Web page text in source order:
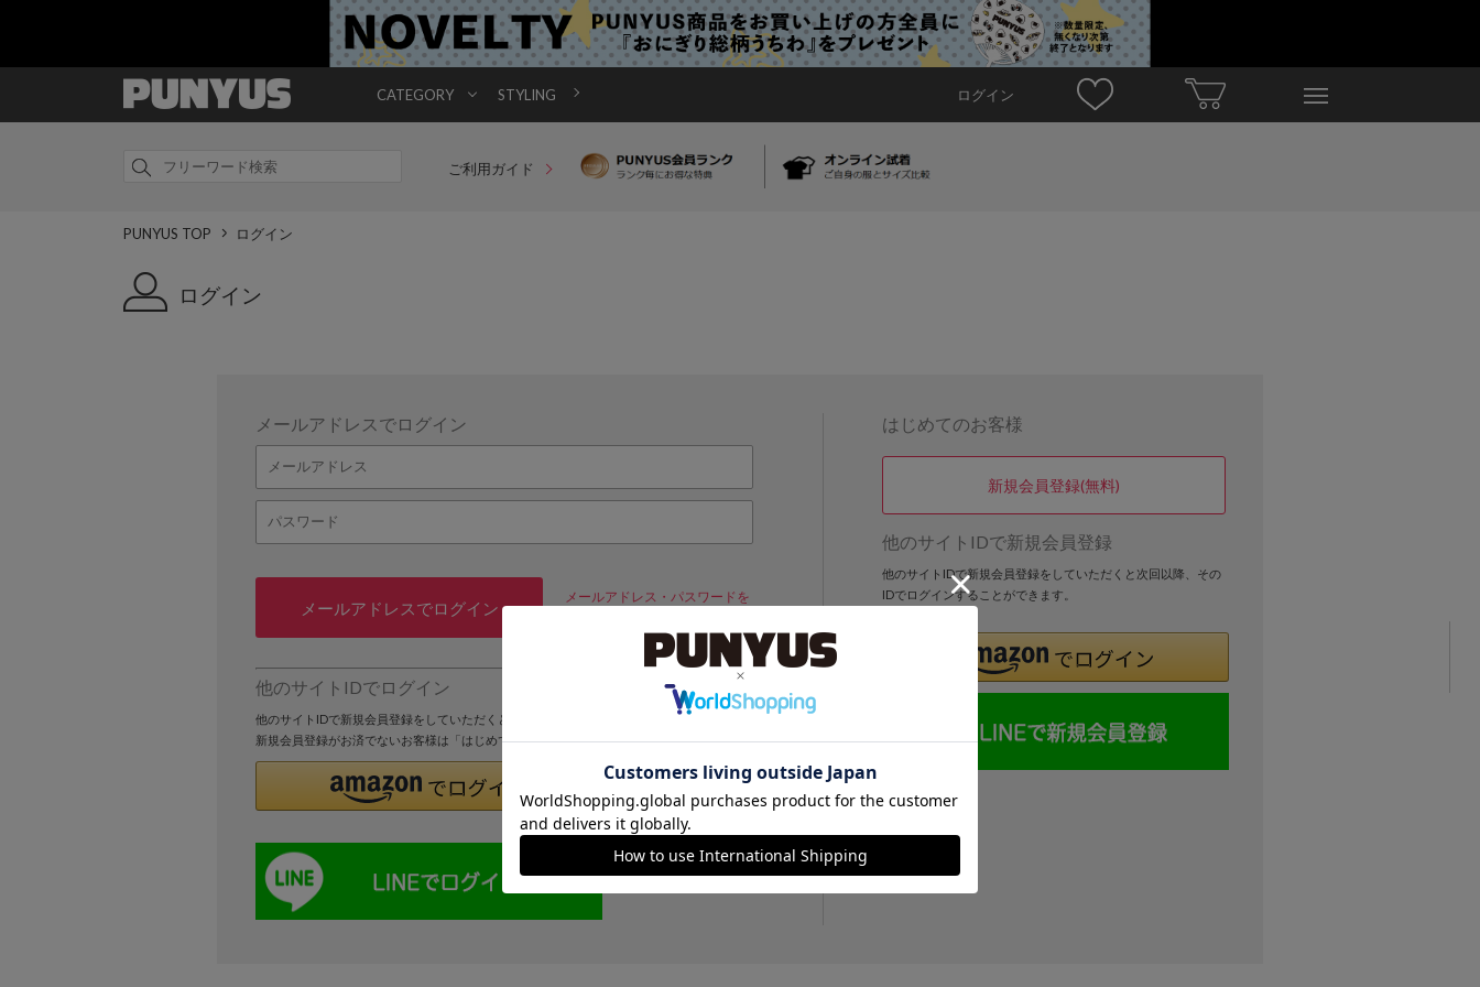
CATEGORY STYLING ログイン
ご利用ガイド
PUNYUS TOP ログイン
ログイン
メールアドレスでログイン
メールアドレスでログイン
メールアドレス・パスワードを
他のサイトIDでログイン
他のサイトIDで新規会員登録をしていただくと次回以降、そのIDでログインすることができます。
新規会員登録がお済でないお客様は「はじめてのお客様」より登録をおこなってください。
はじめてのお客様
新規会員登録(無料)
他のサイトIDで新規会員登録
他のサイトIDで新規会員登録をしていただくと次回以降、その
IDでログインすることができます。